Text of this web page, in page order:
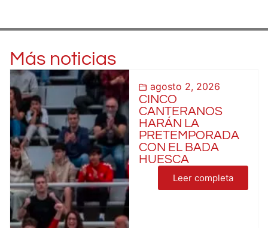
Más noticias
agosto 2, 2026
CINCO
CANTERANOS
HARÁN LA
PRETEMPORADA
CON EL BADA
HUESCA
Leer completa